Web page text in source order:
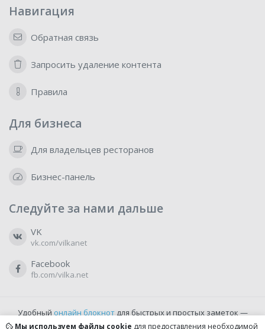
Навигация
Обратная связь
Запросить удаление контента
Правила
Для бизнеса
Для владельцев ресторанов
Бизнес-панель
Следуйте за нами дальше
VK
vk.com/vilkanet
Facebook
fb.com/vilka.net
Удобный онлайн блокнотдля быстрых и простых заметок —
бесплатно и доступно прямо из браузера.
Мы используем файлы cookie для предоставления необходимой